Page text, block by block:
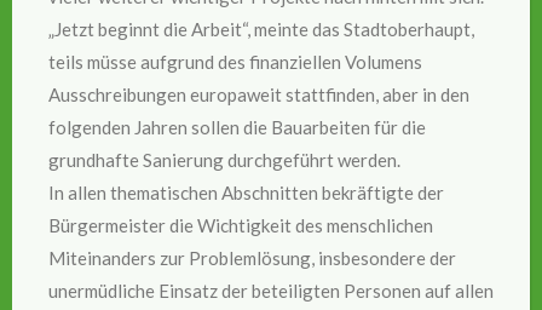
„Jetzt beginnt die Arbeit“, meinte das Stadtoberhaupt,
teils müsse aufgrund des finanziellen Volumens
Ausschreibungen europaweit stattfinden, aber in den
folgenden Jahren sollen die Bauarbeiten für die
grundhafte Sanierung durchgeführt werden.
In allen thematischen Abschnitten bekräftigte der
Bürgermeister die Wichtigkeit des menschlichen
Miteinanders zur Problemlösung, insbesondere der
unermüdliche Einsatz der beteiligten Personen auf allen